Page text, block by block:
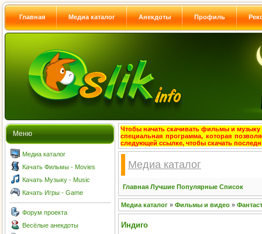
Главная Медиа каталог Анекдоты Профиль
Меню
Медиа каталог
Качать Фильмы - Movies
Качать Музыку - Music
Качать Игры - Game
Форум проекта
Весёлые анекдоты
Чтобы начать скачивать фильмы и музыку
специальная программа, которая
следующей ссылке, чтобы скачать
Медиа каталог
Главная Лучшие Популярные Список
Медиа каталог » Фильмы и видео »
Индиго